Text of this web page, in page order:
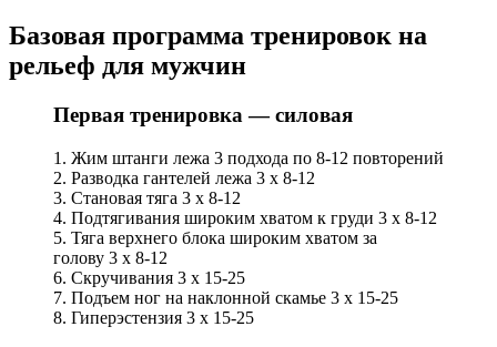
Базовая программа тренировок на
рельеф для мужчин
Первая тренировка — силовая
1. Жим штанги лежа 3 подхода по 8-12 повторений
2. Разводка гантелей лежа 3 х 8-12
3. Становая тяга 3 х 8-12
4. Подтягивания широким хватом к груди 3 х 8-12
5. Тяга верхнего блока широким хватом за
голову 3 х 8-12
6. Скручивания 3 х 15-25
7. Подъем ног на наклонной скамье 3 х 15-25
8. Гиперэстензия 3 х 15-25